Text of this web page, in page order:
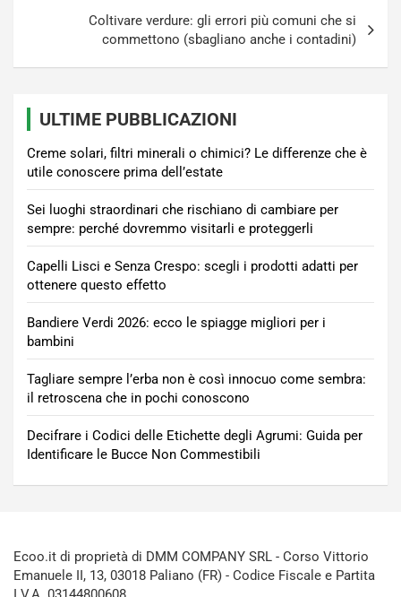
Coltivare verdure: gli errori più comuni che si
commettono (sbagliano anche i contadini)
ULTIME PUBBLICAZIONI
Creme solari, filtri minerali o chimici? Le differenze che è
utile conoscere prima dell’estate
Sei luoghi straordinari che rischiano di cambiare per
sempre: perché dovremmo visitarli e proteggerli
Capelli Lisci e Senza Crespo: scegli i prodotti adatti per
ottenere questo effetto
Bandiere Verdi 2026: ecco le spiagge migliori per i
bambini
Tagliare sempre l’erba non è così innocuo come sembra:
il retroscena che in pochi conoscono
Decifrare i Codici delle Etichette degli Agrumi: Guida per
Identificare le Bucce Non Commestibili
Ecoo.it di proprietà di DMM COMPANY SRL - Corso Vittorio
Emanuele II, 13, 03018 Paliano (FR) - Codice Fiscale e Partita